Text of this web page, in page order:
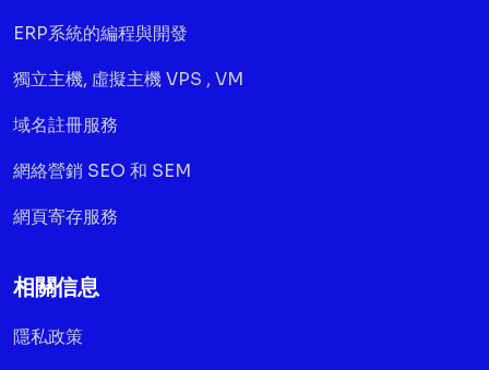
ERP系統的編程與開發
獨立主機, 虛擬主機 VPS , VM
域名註冊服務
網絡營銷 SEO 和 SEM
網頁寄存服務
相關信息
隱私政策